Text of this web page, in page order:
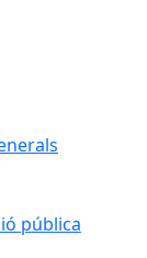
pública